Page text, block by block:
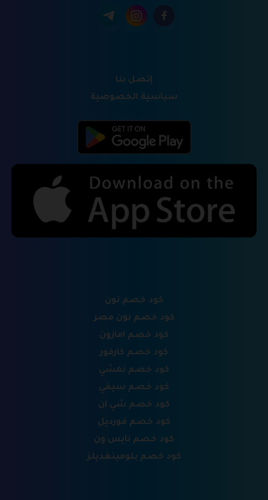
إتصل بنا
سياسية الخصوصية
كود خصم نون
كود خصم نون مصر
كود خصم امازون
كود خصم كارفور
كود خصم نمشي
كود خصم سيفي
كود خصم شي ان
كود خصم فورديل
كود خصم نايس ون
كود خصم بلومينغديلز